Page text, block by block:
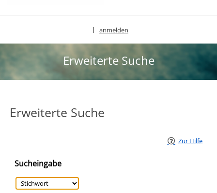
anmelden
Erweiterte Suche
Erweiterte Suche
Zur Hilfe
Sucheingabe